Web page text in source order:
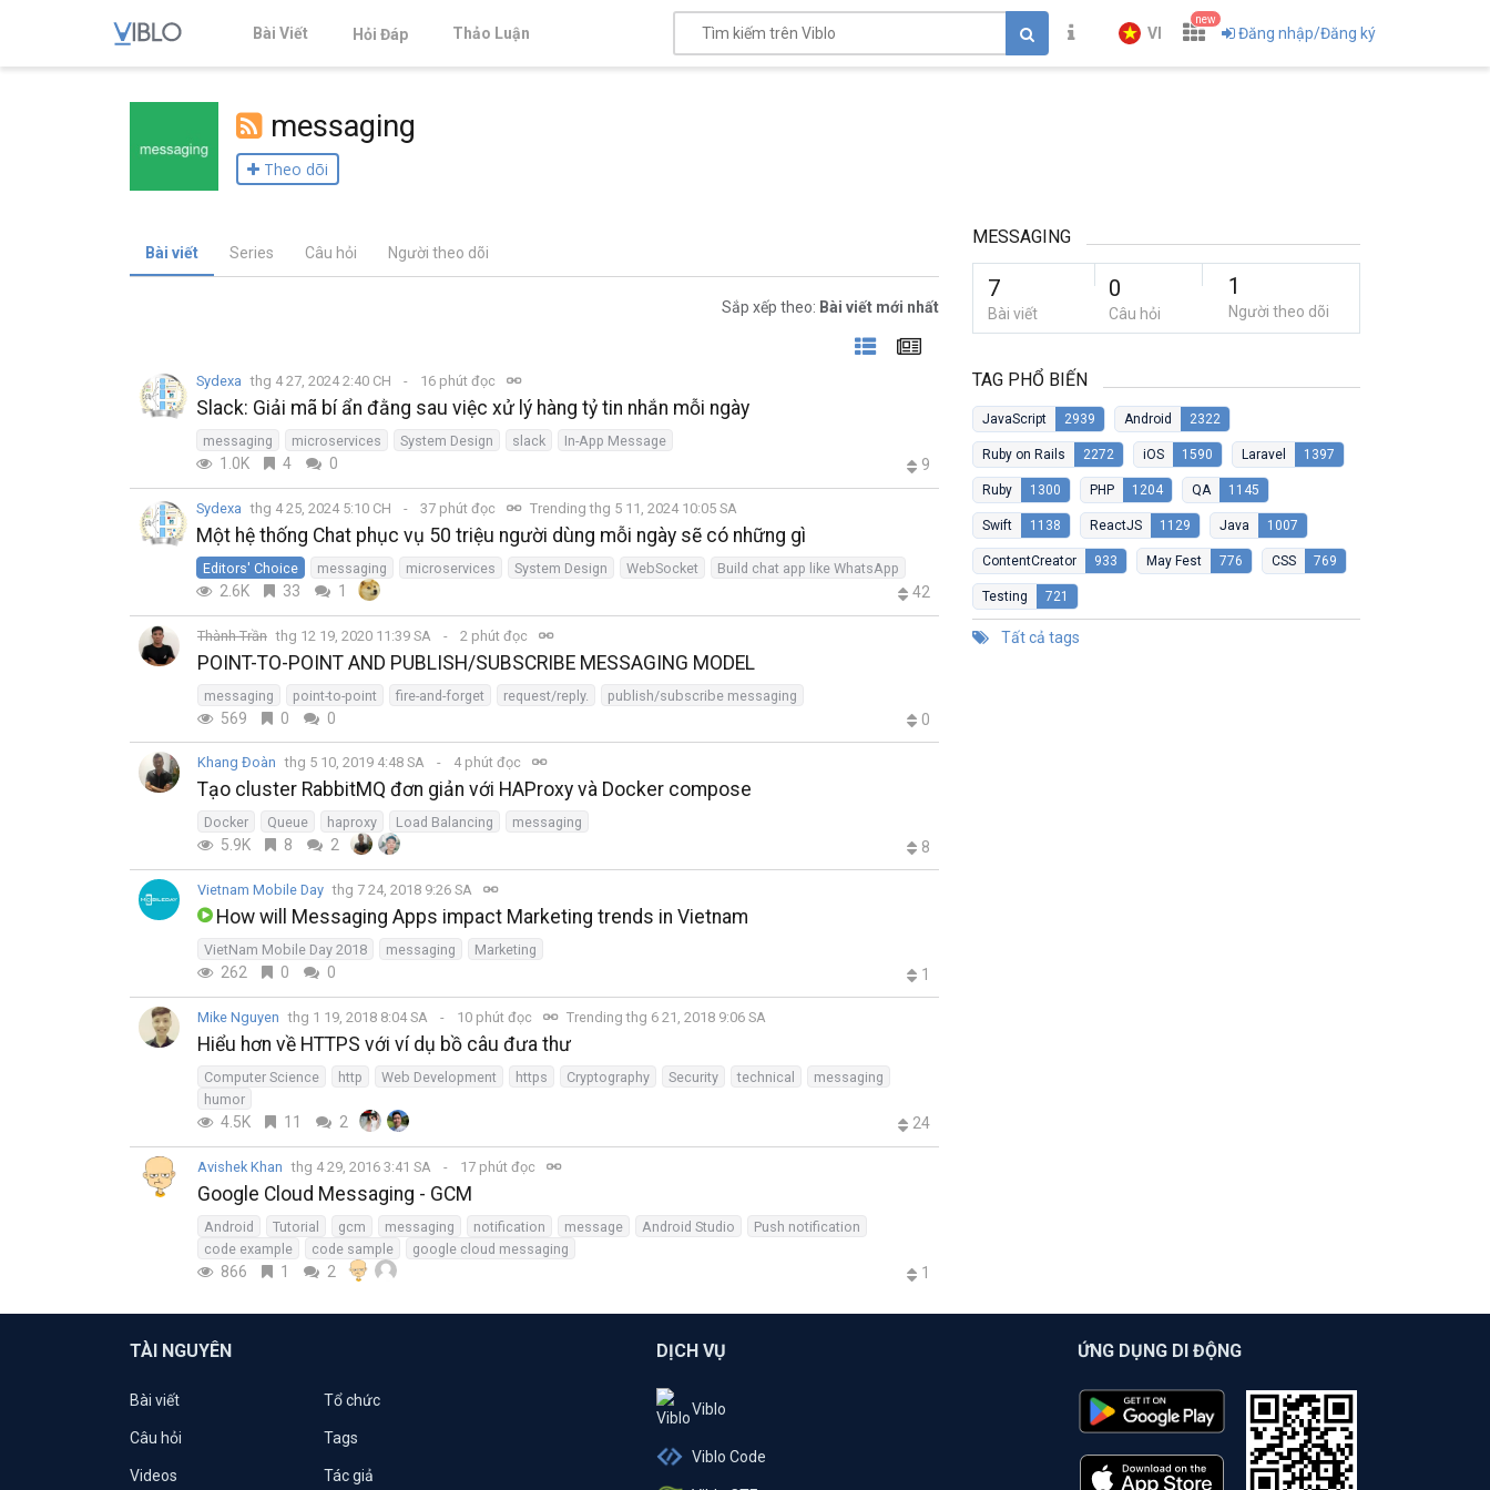
Bài Viết Hỏi Đáp Thảo Luận VI
new
Đăng nhập/Đăng ký
messaging
Theo dõi
Bài viết Series Câu hỏi Người theo dõi
Sắp xếp theo: Bài viết mới nhất
Sydexa thg 4 27, 2024 2:40 CH 16 phút đọc
Slack: Giải mã bí ẩn đằng sau việc xử lý hàng tỷ tin nhắn mỗi ngày
messaging microservices System Design slack In-App Message
1.0K 4 0 9
Sydexa thg 4 25, 2024 5:10 CH 37 phút đọc Trending thg 5 11, 2024 10:05 SA
Một hệ thống Chat phục vụ 50 triệu người dùng mỗi ngày sẽ có những gì
Editors' Choice messaging microservices System Design WebSocket Build chat app like WhatsApp
2.6K 33 1 42
Thành Trần thg 12 19, 2020 11:39 SA 2 phút đọc
POINT-TO-POINT AND PUBLISH/SUBSCRIBE MESSAGING MODEL
messaging point-to-point fire-and-forget request/reply. publish/subscribe messaging
569 0 0 0
Khang Đoàn thg 5 10, 2019 4:48 SA 4 phút đọc
Tạo cluster RabbitMQ đơn giản với HAProxy và Docker compose
Docker Queue haproxy Load Balancing messaging
5.9K 8 2 8
Vietnam Mobile Day thg 7 24, 2018 9:26 SA
How will Messaging Apps impact Marketing trends in Vietnam
VietNam Mobile Day 2018 messaging Marketing
262 0 0 1
Mike Nguyen thg 1 19, 2018 8:04 SA 10 phút đọc Trending thg 6 21, 2018 9:06 SA
Hiểu hơn về HTTPS với ví dụ bồ câu đưa thư
Computer Science http Web Development https Cryptography Security technical
messaging
humor
4.5K 11 2 24
Avishek Khan thg 4 29, 2016 3:41 SA 17 phút đọc
Google Cloud Messaging - GCM
Android Tutorial gcm messaging notification message Android Studio
Push notification
code example
code sample google cloud messaging
866 1 2 1
MESSAGING
7
Bài viết
0
Câu hỏi
1
Người theo dõi
TAG PHỔ BIẾN
JavaScript 2939 Android 2322
Ruby on Rails 2272 iOS 1590 Laravel 1397
Ruby 1300 PHP 1204 QA 1145
Swift 1138 ReactJS 1129 Java 1007
ContentCreator 933 May Fest 776 CSS 769
Testing 721
Tất cả tags
TÀI NGUYÊN
Bài viết Tổ chức
Câu hỏi Tags
Videos Tác giả
DỊCH VỤ
Viblo
Viblo Code
ỨNG DỤNG DI ĐỘNG